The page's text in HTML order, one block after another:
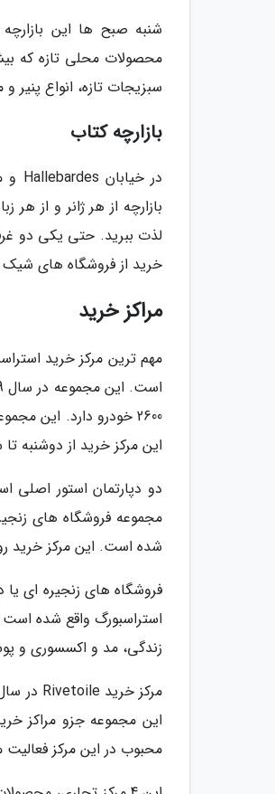
محصولات محلی تازه که
سبزیجات تازه، انواع
بازارچه کتاب
بازارچه از هر ژانر و از
لذت ببرید. حتی یکی دو
خرید از فروشگاه های
مراکز خرید
2600 خودرو دارد. این
این مرکز خرید از دوشنبه تا شنبه از ساعت 9 صبح تا 8 شب باز است و بیش از
شده است. این مرکز خرید روزهای
استراسبورگ واقع شده
زندگی، مد و اکسسوری و
محبوب در این مرکز فعالیت